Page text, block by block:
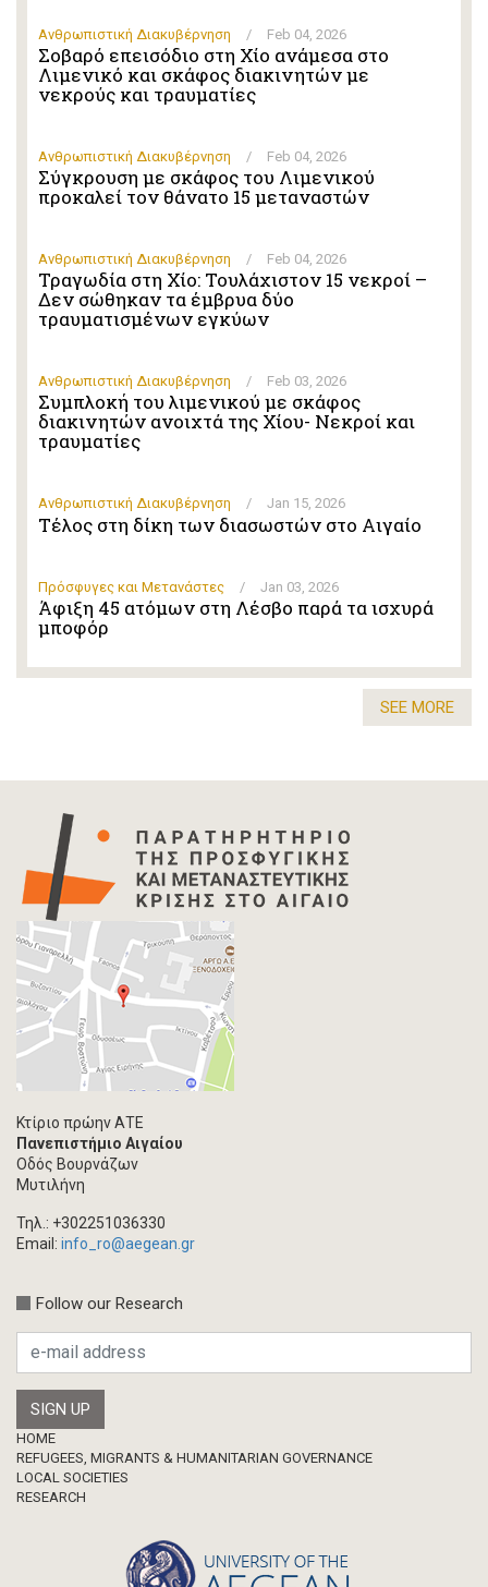
Ανθρωπιστική Διακυβέρνηση / Feb 04, 2026
Σοβαρό επεισόδιο στη Χίο ανάμεσα στο
Λιμενικό και σκάφος διακινητών με
νεκρούς και τραυματίες
Ανθρωπιστική Διακυβέρνηση / Feb 04, 2026
Σύγκρουση με σκάφος του Λιμενικού
προκαλεί τον θάνατο 15 μεταναστών
Ανθρωπιστική Διακυβέρνηση / Feb 04, 2026
Τραγωδία στη Χίο: Τουλάχιστον 15 νεκροί –
Δεν σώθηκαν τα έμβρυα δύο
τραυματισμένων εγκύων
Ανθρωπιστική Διακυβέρνηση / Feb 03, 2026
Συμπλοκή του λιμενικού με σκάφος
διακινητών ανοιχτά της Χίου- Νεκροί και
τραυματίες
Ανθρωπιστική Διακυβέρνηση / Jan 15, 2026
Τέλος στη δίκη των διασωστών στο Αιγαίο
Πρόσφυγες και Μετανάστες / Jan 03, 2026
Άφιξη 45 ατόμων στη Λέσβο παρά τα ισχυρά
μποφόρ
SEE MORE
Κτίριο πρώην ΑΤΕ
Πανεπιστήμιο Αιγαίου
Οδός Βουρνάζων
Μυτιλήνη
Τηλ.: +302251036330
Email: info_ro@aegean.gr
Follow our Research
Footer
HOME
REFUGEES, MIGRANTS & HUMANITARIAN GOVERNANCE
LOCAL SOCIETIES
RESEARCH